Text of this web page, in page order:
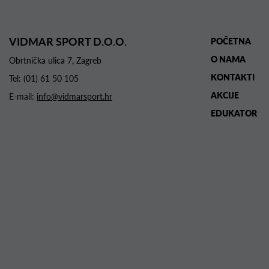
VIDMAR SPORT D.O.O.
Obrtnička ulica 7, Zagreb
Tel: (01) 61 50 105
E-mail: info@vidmarsport.hr
POČETNA
O NAMA
KONTAKTI
AKCIJE
EDUKATOR